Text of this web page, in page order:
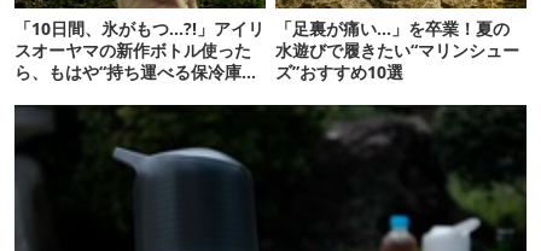
「10日間、氷がもつ…?!」アイリ
スオーヤマの新作ボトル使った
ら、もはや“持ち運べる保冷庫
「足裏が痛い…」を卒業！夏の
水遊びで履きたい“マリンシュー
ズ”おすすめ10選